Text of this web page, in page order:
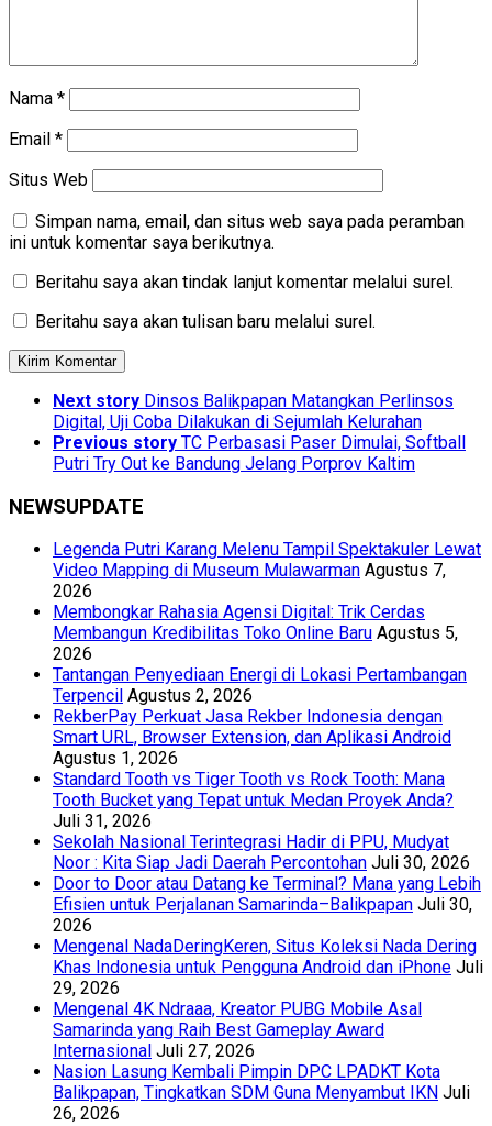
Nama *
Email *
Situs Web
Simpan nama, email, dan situs web saya pada peramban
ini untuk komentar saya berikutnya.
Beritahu saya akan tindak lanjut komentar melalui surel.
Beritahu saya akan tulisan baru melalui surel.
Next story Dinsos Balikpapan Matangkan Perlinsos
Digital, Uji Coba Dilakukan di Sejumlah Kelurahan
Previous story TC Perbasasi Paser Dimulai, Softball
Putri Try Out ke Bandung Jelang Porprov Kaltim
NEWSUPDATE
Legenda Putri Karang Melenu Tampil Spektakuler Lewat
Video Mapping di Museum Mulawarman Agustus 7,
2026
Membongkar Rahasia Agensi Digital: Trik Cerdas
Membangun Kredibilitas Toko Online Baru Agustus 5,
2026
Tantangan Penyediaan Energi di Lokasi Pertambangan
Terpencil Agustus 2, 2026
RekberPay Perkuat Jasa Rekber Indonesia dengan
Smart URL, Browser Extension, dan Aplikasi Android
Agustus 1, 2026
Standard Tooth vs Tiger Tooth vs Rock Tooth: Mana
Tooth Bucket yang Tepat untuk Medan Proyek Anda?
Juli 31, 2026
Sekolah Nasional Terintegrasi Hadir di PPU, Mudyat
Noor : Kita Siap Jadi Daerah Percontohan Juli 30, 2026
Door to Door atau Datang ke Terminal? Mana yang Lebih
Efisien untuk Perjalanan Samarinda–Balikpapan Juli 30,
2026
Mengenal NadaDeringKeren, Situs Koleksi Nada Dering
Khas Indonesia untuk Pengguna Android dan iPhone Juli
29, 2026
Mengenal 4K Ndraaa, Kreator PUBG Mobile Asal
Samarinda yang Raih Best Gameplay Award
Internasional Juli 27, 2026
Nasion Lasung Kembali Pimpin DPC LPADKT Kota
Balikpapan, Tingkatkan SDM Guna Menyambut IKN Juli
26, 2026